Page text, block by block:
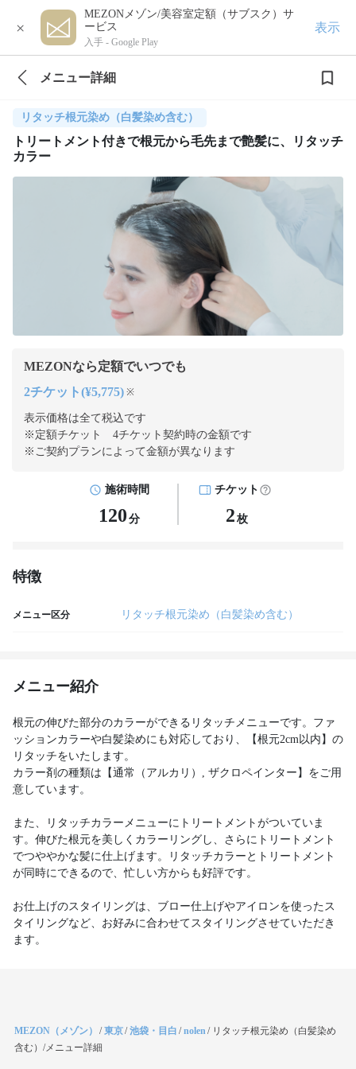
×
MEZONメゾン/美容室定額（サブスク）サ
ービス
入手 - Google Play
表示
メニュー詳細
リタッチ根元染め（白髪染め含む）
トリートメント付きで根元から毛先まで艶髪に、リタッチ
カラー
MEZONなら定額でいつでも
2チケット(¥5,775) ※
表示価格は全て税込です
※定額チケット 4チケット契約時の金額です
※ご契約プランによって金額が異なります
施術時間
120 分
チケット
2 枚
特徴
メニュー区分 リタッチ根元染め（白髪染め含む）
メニュー紹介
根元の伸びた部分のカラーができるリタッチメニューです。ファ
ッションカラーや白髪染めにも対応しており、【根元2cm以内】の
リタッチをいたします。
カラー剤の種類は【通常（アルカリ）, ザクロペインター】をご用
意しています。
また、リタッチカラーメニューにトリートメントがついていま
す。伸びた根元を美しくカラーリングし、さらにトリートメント
でつややかな髪に仕上げます。リタッチカラーとトリートメント
が同時にできるので、忙しい方からも好評です。
お仕上げのスタイリングは、ブロー仕上げやアイロンを使ったス
タイリングなど、お好みに合わせてスタイリングさせていただき
ます。
MEZON（メゾン） /東京/池袋・目白 /nolen/ リタッチ根元染め（白髪染め
含む）/メニュー詳細